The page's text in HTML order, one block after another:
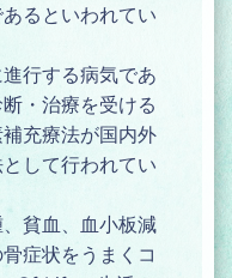
るといわれてい
行する病気であ
・治療を受ける
充療法が国内外
して行われてい
貧血、血小板減
症状をうまくコ